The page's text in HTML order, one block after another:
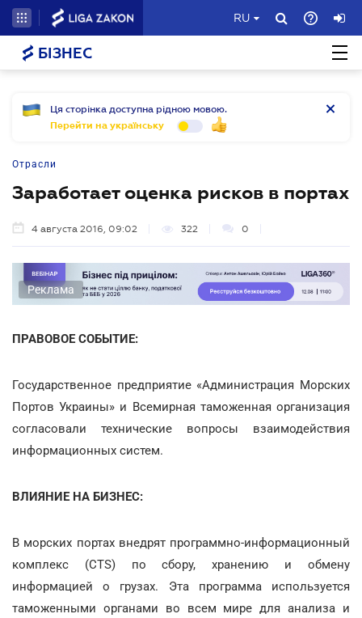
RU
БІЗНЕС
Ця сторінка доступна рідною мовою.
Перейти на українську
Отрасли
Заработает оценка рисков в портах
4 августа 2016, 09:02 322 0
Реклама
ПРАВОВОЕ СОБЫТИЕ:
Государственное предприятие «Администрация Морских
Портов Украины» и Всемирная таможенная организация
согласовали технические вопросы взаимодействия
информационных систем.
ВЛИЯНИЕ НА БИЗНЕС:
В морских портах внедрят программно-информационный
комплекс (CTS) по сбору, хранению и обмену
информацией о грузах. Эта программа используется
таможенными органами во всем мире для анализа и